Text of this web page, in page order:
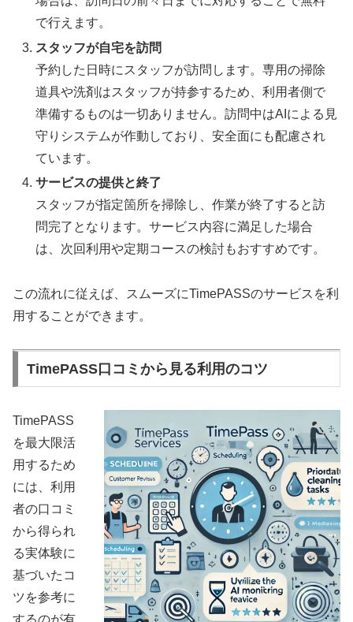
で行えます。
スタッフが自宅を訪問
予約した日時にスタッフが訪問します。専用の掃除
道具や洗剤はスタッフが持参するため、利用者側で
準備するものは一切ありません。訪問中はAIによる見
守りシステムが作動しており、安全面にも配慮され
ています。
サービスの提供と終了
スタッフが指定箇所を掃除し、作業が終了すると訪
問完了となります。サービス内容に満足した場合
は、次回利用や定期コースの検討もおすすめです。
この流れに従えば、スムーズにTimePASSのサービスを利
用することができます。
TimePASS口コミから見る利用のコツ
TimePASS
を最大限活
用するため
には、利用
者の口コミ
から得られ
る実体験に
基づいたコ
ツを参考に